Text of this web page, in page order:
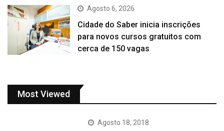
Agosto 6, 2026
Cidade do Saber inicia inscrições
para novos cursos gratuitos com
cerca de 150 vagas
Most Viewed
Agosto 18, 2018